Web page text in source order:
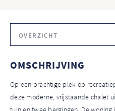
OVERZICHT
OMSCHRIJVING
Op een prachtige plek op
deze moderne, vrijstaande chalet